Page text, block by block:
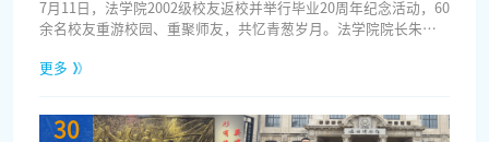
7月11日，法学院2002级校友返校并举行毕业20周年纪念活动，60
余名校友重游校园、重聚师友，共忆青葱岁月。法学院院长朱作
次活动。朱作贤对各位校友荣归母校表示最热烈的欢迎。他回顾
成果。他谈到，法学院深耕法治人才培育主阵地，聚焦涉外法治
特色学科建设，学科排名稳步攀升，为行业发展和国家法治建设
更多
30